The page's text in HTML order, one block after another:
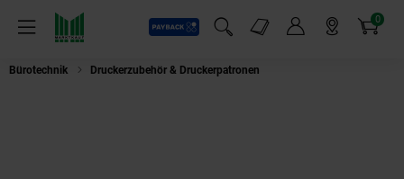
Menü
Payback
Suchfeld einblenden
Markt-Angebote 0
Artikel
Bürotechnik Druckerzubehör & Druckerpatronen